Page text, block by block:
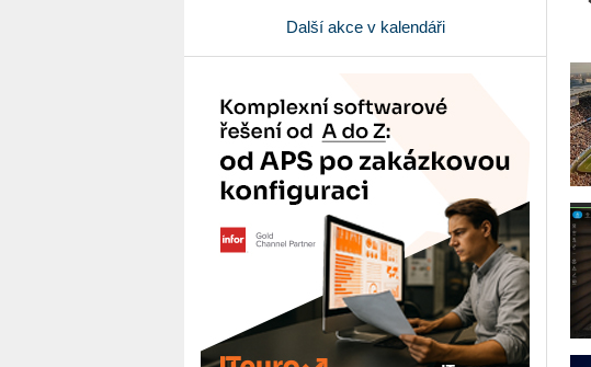
Další akce v kalendáři